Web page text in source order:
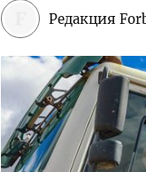
Редакция